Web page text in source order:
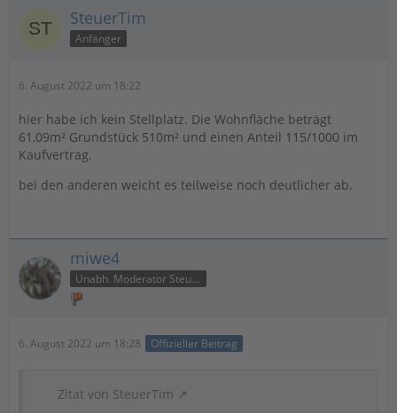
SteuerTim
Anfänger
6. August 2022 um 18:22
hier habe ich kein Stellplatz. Die Wohnfläche beträgt
61,09m² Grundstück 510m² und einen Anteil 115/1000 im
Kaufvertrag.
bei den anderen weicht es teilweise noch deutlicher ab.
miwe4
Unabh. Moderator Steuer
6. August 2022 um 18:28 Offizieller Beitrag
Zitat von SteuerTim